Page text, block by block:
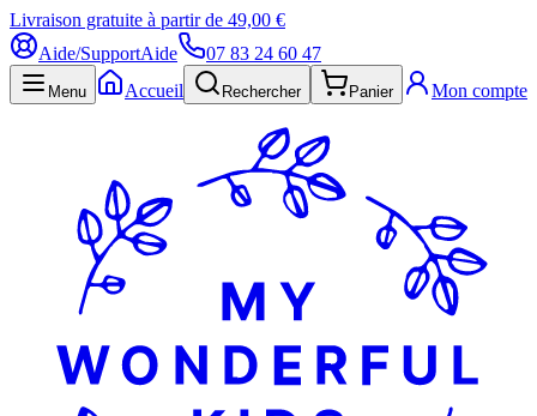
Livraison gratuite à partir de 49,00 €
Aide/SupportAide 07 83 24 60 47
Menu Accueil Rechercher Panier Mon compte